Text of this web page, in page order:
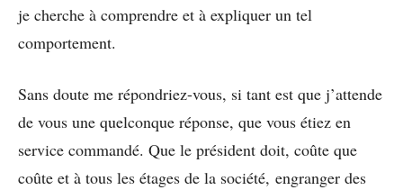
je cherche à comprendre et à expliquer un tel
comportement.
Sans doute me répondriez-vous, si tant est que j’attende
de vous une quelconque réponse, que vous étiez en
service commandé. Que le président doit, coûte que
coûte et à tous les étages de la société, engranger des